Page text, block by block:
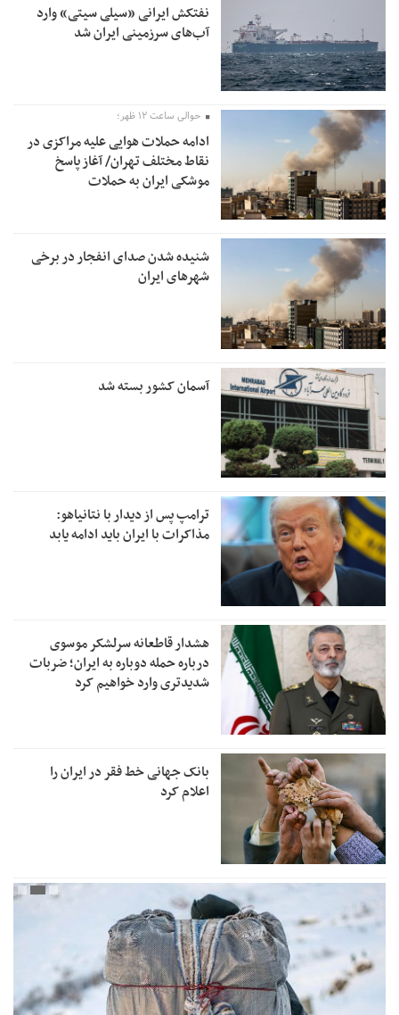
نفتکش ایرانی «سیلی سیتی» وارد
آب‌های سرزمینی ایران شد
حوالی ساعت ۱۲ ظهر؛
ادامه حملات هوایی علیه مراکزی در
نقاط مختلف تهران/ آغاز پاسخ
موشکی ایران به حملات
شنیده شدن صدای انفجار در برخی
شهرهای ایران
آسمان کشور بسته شد
ترامپ پس از دیدار با نتانیاهو:
مذاکرات با ایران باید ادامه یابد
هشدار قاطعانه سرلشکر موسوی
درباره حمله دوباره به ایران؛ ضربات
شدیدتری وارد خواهیم کرد
بانک جهانی خط فقر در ایران را
اعلام کرد